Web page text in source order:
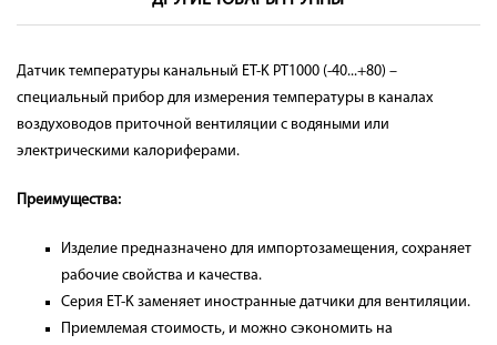
Датчик температуры канальный ET-K РТ1000 (-40...+80) –
специальный прибор для измерения температуры в каналах
воздуховодов приточной вентиляции с водяными или
электрическими калориферами.
Преимущества:
Изделие предназначено для импортозамещения, сохраняет
рабочие свойства и качества.
Серия ET-K заменяет иностранные датчики для вентиляции.
Приемлемая стоимость, и можно сэкономить на